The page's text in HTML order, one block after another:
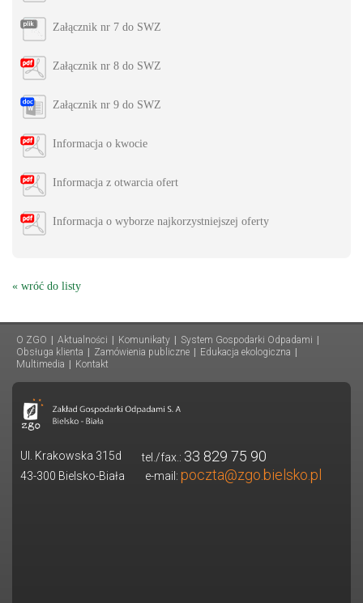
Załącznik nr 7 do SWZ
Załącznik nr 8 do SWZ
Załącznik nr 9 do SWZ
Informacja o kwocie
Informacja z otwarcia ofert
Informacja o wyborze najkorzystniejszej oferty
« wróć do listy
O ZGO Aktualności Komunikaty System Gospodarki Odpadami
Obsługa klienta
Zamówienia publiczne Edukacja ekologiczna
Multimedia
Kontakt
Ul. Krakowska 315d tel./fax.: 33 829 75 90
43-300 Bielsko-Biała e-mail: poczta@zgo.bielsko.pl